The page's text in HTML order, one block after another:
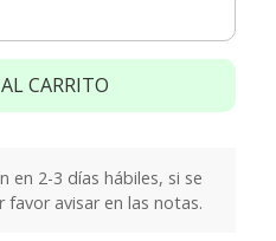
CARRITO
en 2-3 días hábiles, si se
avisar en las notas.